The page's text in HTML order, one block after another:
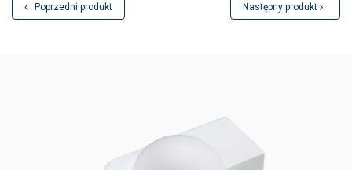
Poprzedni produkt Następny produkt